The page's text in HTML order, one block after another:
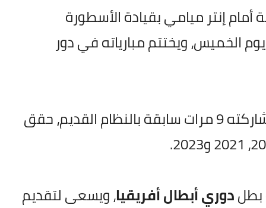
إنتر ميامي بقيادة الأسطورة
يوم الخميس، ويختتم مبارياته في دور
ويخوض الأهلي البطولة للمرة العاشرة في تاريخه، بعد مشاركته 9 مرات سابقة بالنظام القديم، حقق
بطلدوري أبطال أفريقيا، ويسعى لتقديم